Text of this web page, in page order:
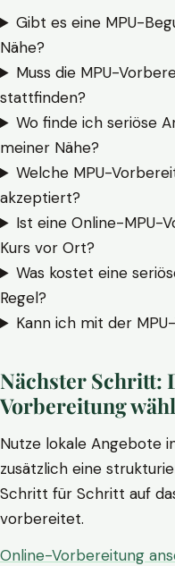
Gibt es eine MPU-
Nähe?
Muss die MPU-
stattfinden?
Wo finde ich seriöse
meiner Nähe?
Welche MPU-
akzeptiert?
Ist eine Online-MPU-
Kurs vor Ort?
Was kostet eine
Regel?
Kann ich mit der
Nächster Schritt:
Vorbereitung
Nutze lokale Angebote
zusätzlich eine
Schritt für Schritt auf
vorbereitet.
Online-Vorbereitung